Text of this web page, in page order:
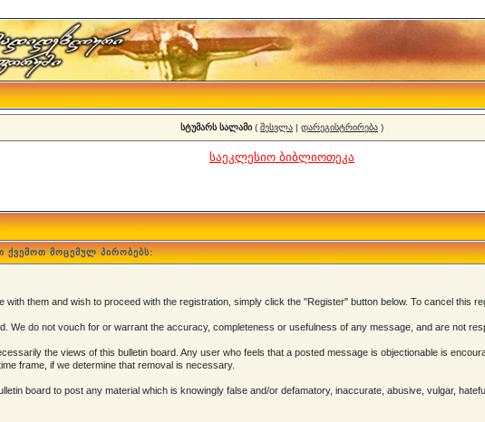
სტუმარს სალამი( შესვლა| დარეგისტრირება)
საეკლესიო ბიბლიოთეკა
ქვემოთ მოცემულ პირობებს:
them and wish to proceed with the registration, simply click the "Register" button below. To cancel this
We do not vouch for or warrant the accuracy, completeness or usefulness of any message, and are not
the views of this bulletin board. Any user who feels that a posted message is objectionable is
frame, if we determine that removal is necessary.
board to post any material which is knowingly false and/or defamatory, inaccurate, abusive, vulgar,